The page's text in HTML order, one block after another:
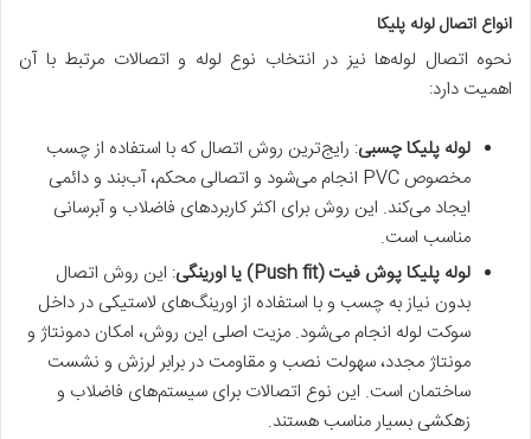
انواع اتصال لوله پلیکا
نحوه اتصال لوله‌ها نیز در انتخاب نوع لوله و اتصالات مرتبط با آن
اهمیت دارد:
لوله پلیکا چسبی: رایج‌ترین روش اتصال که با استفاده از چسب
مخصوص PVC انجام می‌شود و اتصالی محکم، آب‌بند و دائمی
ایجاد می‌کند. این روش برای اکثر کاربردهای فاضلاب و آبرسانی
مناسب است.
لوله پلیکا پوش فیت (Push fit) یا اورینگی
: این روش اتصال
بدون نیاز به چسب و با استفاده از اورینگ‌های لاستیکی در داخل
سوکت لوله انجام می‌شود. مزیت اصلی این روش، امکان دمونتاژ و
مونتاژ مجدد، سهولت نصب و مقاومت در برابر لرزش و نشست
ساختمان است. این نوع اتصالات برای سیستم‌های فاضلاب و
زهکشی بسیار مناسب هستند.